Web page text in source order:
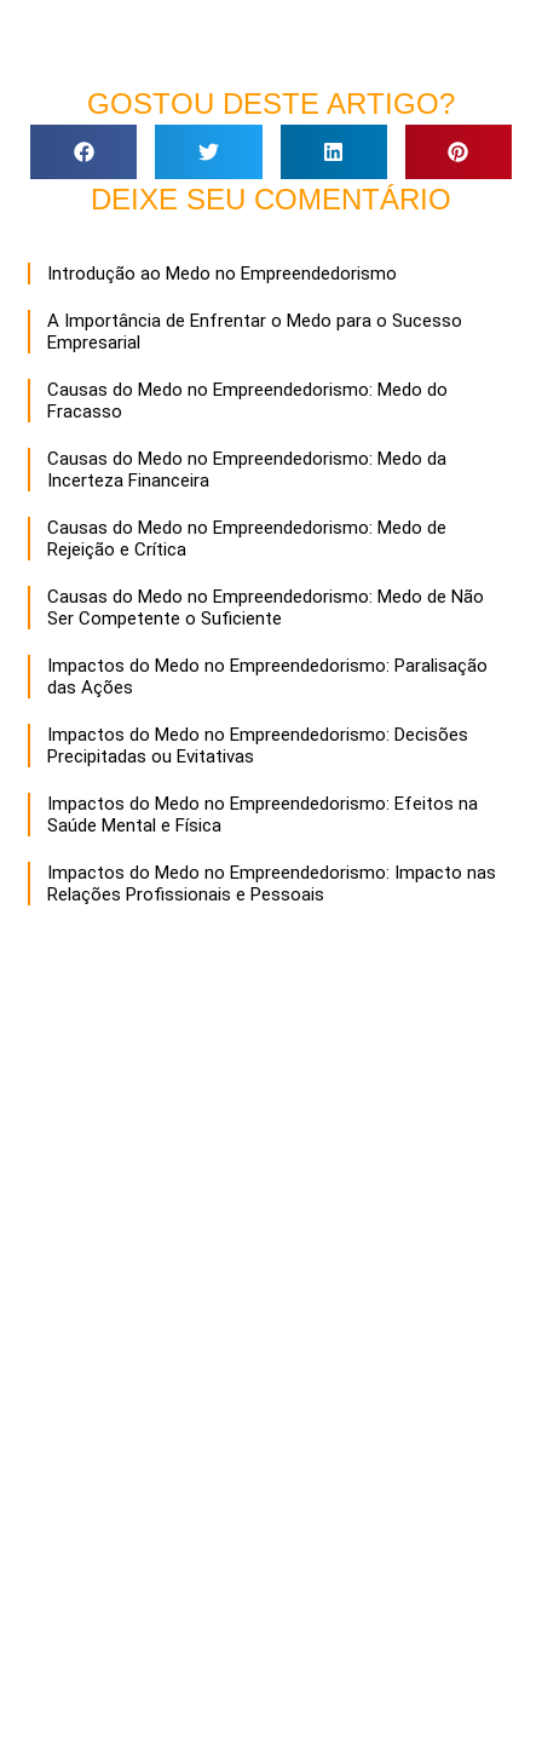
GOSTOU DESTE ARTIGO?
DEIXE SEU COMENTÁRIO
Introdução ao Medo no Empreendedorismo
A Importância de Enfrentar o Medo para o Sucesso
Empresarial
Causas do Medo no Empreendedorismo: Medo do
Fracasso
Causas do Medo no Empreendedorismo: Medo da
Incerteza Financeira
Causas do Medo no Empreendedorismo: Medo de
Rejeição e Crítica
Causas do Medo no Empreendedorismo: Medo de Não
Ser Competente o Suficiente
Impactos do Medo no Empreendedorismo: Paralisação
das Ações
Impactos do Medo no Empreendedorismo: Decisões
Precipitadas ou Evitativas
Impactos do Medo no Empreendedorismo: Efeitos na
Saúde Mental e Física
Impactos do Medo no Empreendedorismo: Impacto nas
Relações Profissionais e Pessoais